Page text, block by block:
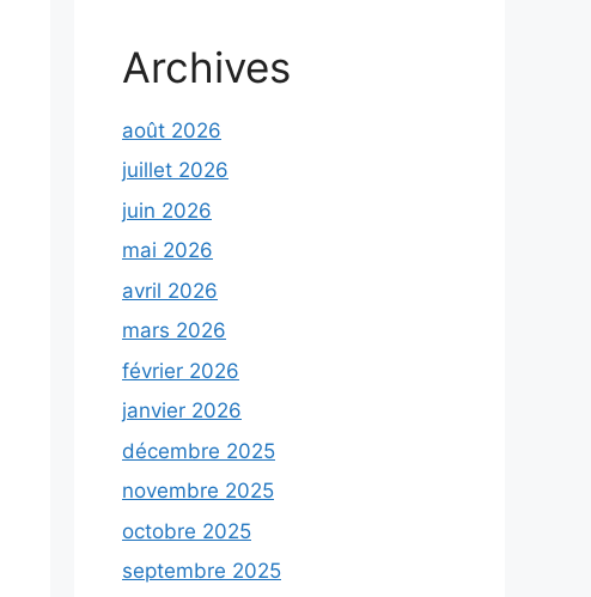
Archives
août 2026
juillet 2026
juin 2026
mai 2026
avril 2026
mars 2026
février 2026
janvier 2026
décembre 2025
novembre 2025
octobre 2025
septembre 2025